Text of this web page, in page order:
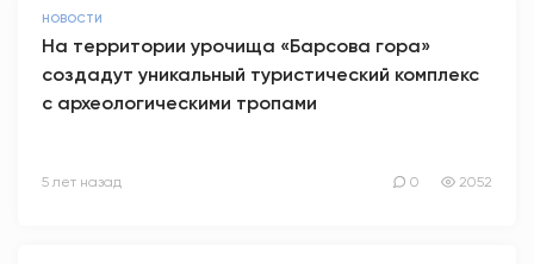
НОВОСТИ
На территории урочища «Барсова гора»
создадут уникальный туристический комплекс
с археологическими тропами
5 лет назад 0 2052